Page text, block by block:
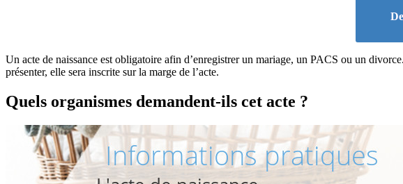
Un acte de naissance est obligatoire afin d’enregistrer un mariage, un PACS ou un
présenter, elle sera inscrite sur la marge de l’acte.
Quels organismes demandent-ils cet acte ?